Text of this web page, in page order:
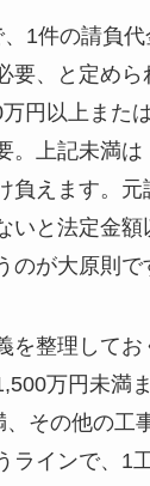
1件の請負
要、と定め
円以上また
。上記未満は
負えます。
いと法定金額
のが大原則で
を整理してお
万円未満
、その他の工
ラインで、1